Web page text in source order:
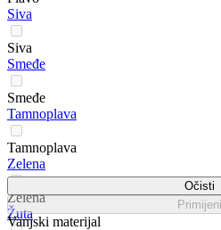
Siva
Siva
Smeđe
Smeđe
Tamnoplava
Tamnoplava
Zelena
Zelena
Žuta
Očisti
Primijeni
Vanjski materijal